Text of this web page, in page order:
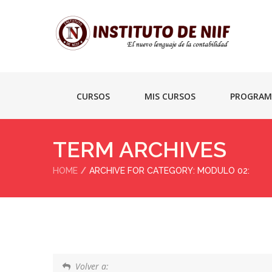
CURSOS MIS CURSOS
TERM ARCHIVES
HOME ARCHIVE FOR CATEGORY: MODULO 02:
Volver a: